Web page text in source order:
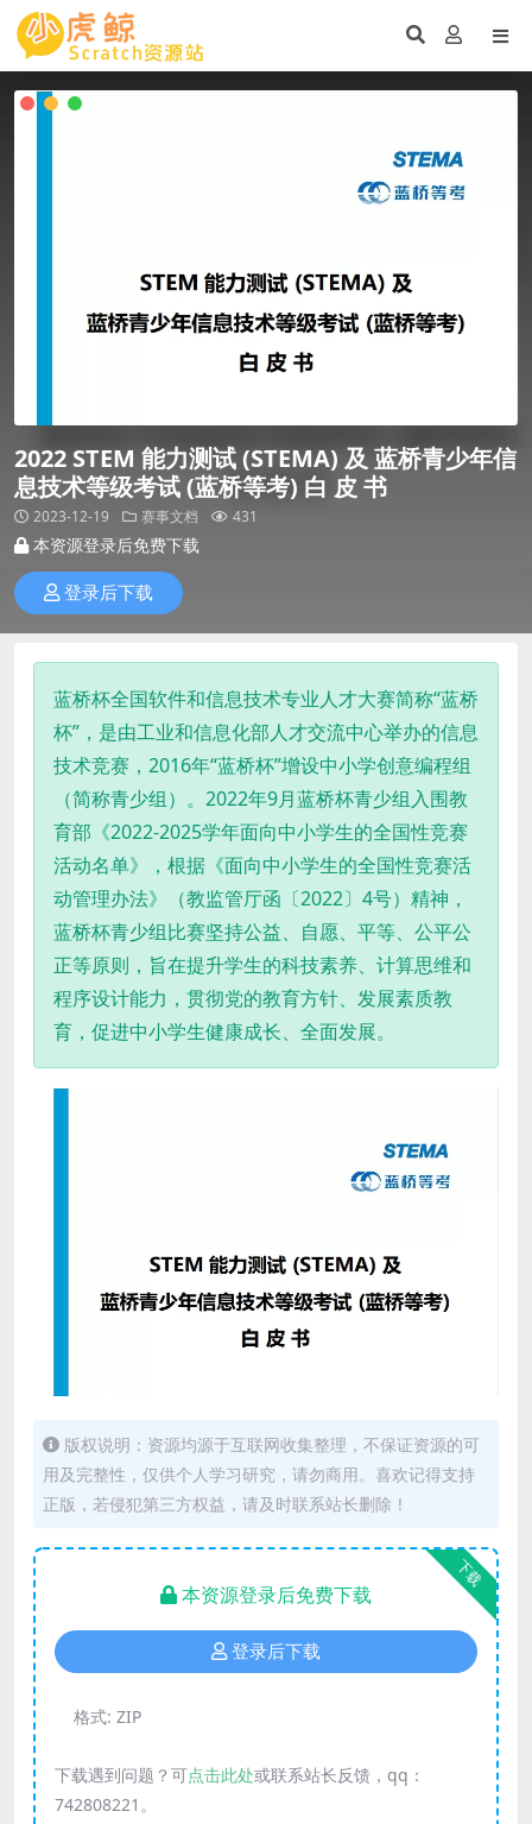
2022 STEM 能力测试 (STEMA) 及 蓝桥青少年信
息技术等级考试 (蓝桥等考) 白 皮 书
2023-12-19 赛事文档 431
本资源登录后免费下载
登录后下载
蓝桥杯全国软件和信息技术专业人才大赛简称“蓝桥
杯”，是由工业和信息化部人才交流中心举办的信息
技术竞赛，2016年“蓝桥杯”增设中小学创意编程组
（简称青少组）。2022年9月蓝桥杯青少组入围教
育部《2022-2025学年面向中小学生的全国性竞赛
活动名单》，根据《面向中小学生的全国性竞赛活
动管理办法》（教监管厅函〔2022〕4号）精神，
蓝桥杯青少组比赛坚持公益、自愿、平等、公平公
正等原则，旨在提升学生的科技素养、计算思维和
程序设计能力，贯彻党的教育方针、发展素质教
育，促进中小学生健康成长、全面发展。
版权说明：资源均源于互联网收集整理，不保证资源的可
用及完整性，仅供个人学习研究，请勿商用。喜欢记得支持
正版，若侵犯第三方权益，请及时联系站长删除！
下载
本资源登录后免费下载
登录后下载
格式: ZIP
下载遇到问题？可点击此处或联系站长反馈，qq：
742808221。